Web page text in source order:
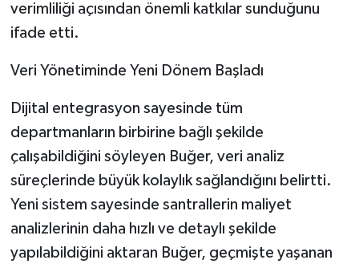
verimliliği açısından önemli katkılar sunduğunu
ifade etti.
Veri Yönetiminde Yeni Dönem Başladı
Dijital entegrasyon sayesinde tüm
departmanların birbirine bağlı şekilde
çalışabildiğini söyleyen Buğer, veri analiz
süreçlerinde büyük kolaylık sağlandığını belirtti.
Yeni sistem sayesinde santrallerin maliyet
analizlerinin daha hızlı ve detaylı şekilde
yapılabildiğini aktaran Buğer, geçmişte yaşanan